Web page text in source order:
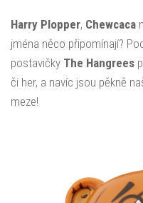
Harry Plopper, Chewcaca
jména něco připomínají?
postavičky The Hangrees
či her, a navíc jsou pěkně
meze!